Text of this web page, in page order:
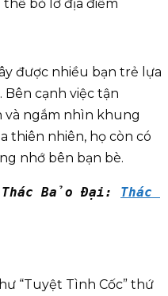
bỏ lỡ địa điểm
được nhiều bạn trẻ lựa
Bên cạnh việc tận
ngắm nhìn khung
thiên nhiên, họ còn có
nhớ bên bạn bè.
Bảo Đại: Thác
“Tuyệt Tình Cốc” thứ